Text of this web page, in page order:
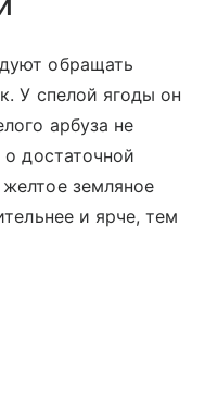
обращать
У спелой ягоды он
арбуза не
достаточной
земляное
и ярче, тем